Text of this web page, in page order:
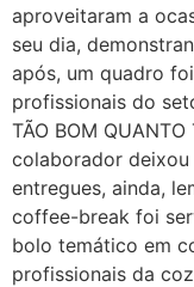
aproveitaram a
seu dia,
após, um quadro
profissionais do
TÃO BOM
colaborador deixou
entregues, ainda,
coffee-break foi
bolo temático em
profissionais da